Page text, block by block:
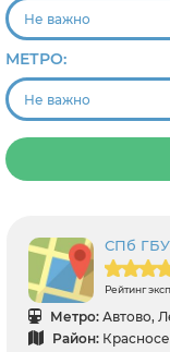
МЕТРО:
СПб
Рейтинг
Метро: Автово,
Район: